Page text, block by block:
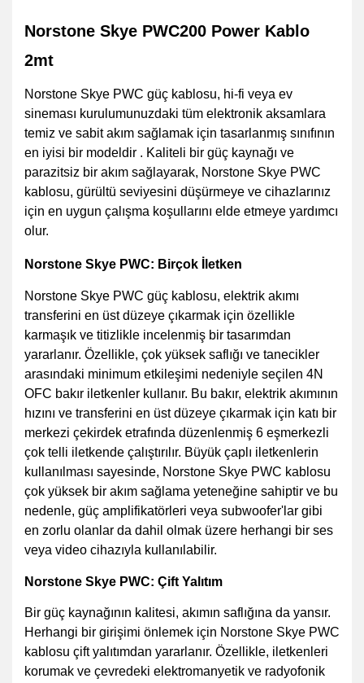
Norstone Skye PWC200 Power Kablo
2mt
Norstone Skye PWC güç kablosu, hi-fi veya ev
sineması kurulumunuzdaki tüm elektronik aksamlara
temiz ve sabit akım sağlamak için tasarlanmış sınıfının
en iyisi bir modeldir . Kaliteli bir güç kaynağı ve
parazitsiz bir akım sağlayarak, Norstone Skye PWC
kablosu, gürültü seviyesini düşürmeye ve cihazlarınız
için en uygun çalışma koşullarını elde etmeye yardımcı
olur.
Norstone Skye PWC: Birçok İletken
Norstone Skye PWC güç kablosu, elektrik akımı
transferini en üst düzeye çıkarmak için özellikle
karmaşık ve titizlikle incelenmiş bir tasarımdan
yararlanır. Özellikle, çok yüksek saflığı ve tanecikler
arasındaki minimum etkileşimi nedeniyle seçilen 4N
OFC bakır iletkenler kullanır. Bu bakır, elektrik akımının
hızını ve transferini en üst düzeye çıkarmak için katı bir
merkezi çekirdek etrafında düzenlenmiş 6 eşmerkezli
çok telli iletkende çalıştırılır. Büyük çaplı iletkenlerin
kullanılması sayesinde, Norstone Skye PWC kablosu
çok yüksek bir akım sağlama yeteneğine sahiptir ve bu
nedenle, güç amplifikatörleri veya subwoofer'lar gibi
en zorlu olanlar da dahil olmak üzere herhangi bir ses
veya video cihazıyla kullanılabilir.
Norstone Skye PWC: Çift Yalıtım
Bir güç kaynağının kalitesi, akımın saflığına da yansır.
Herhangi bir girişimi önlemek için Norstone Skye PWC
kablosu çift yalıtımdan yararlanır. Özellikle, iletkenleri
korumak ve çevredeki elektromanyetik ve radyofonik